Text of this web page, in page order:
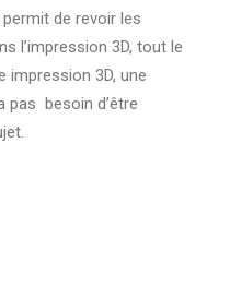
de revoir les
l’impression 3D, tout le
impression 3D, une
pas besoin d’être